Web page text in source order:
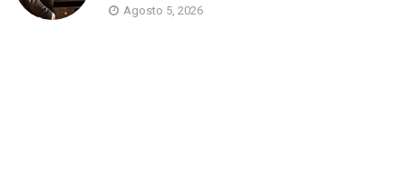
Agosto 5, 2026